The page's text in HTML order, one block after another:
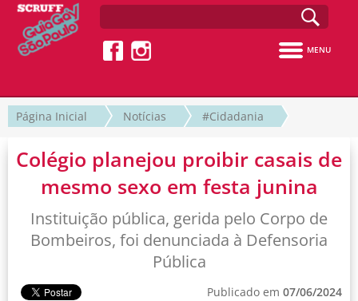
MENU
Página Inicial Notícias #Cidadania
Colégio planejou proibir casais de
mesmo sexo em festa junina
Instituição pública, gerida pelo Corpo de
Bombeiros, foi denunciada à Defensoria
Pública
Publicado em 07/06/2024